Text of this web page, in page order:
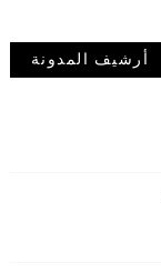
أرشيف المدونة